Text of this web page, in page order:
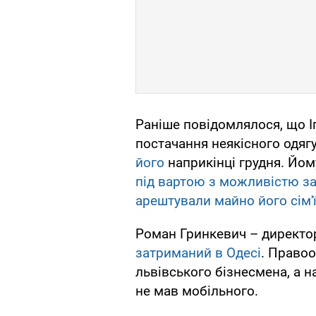
Раніше повідомлялося, що
постачання неякісного
його наприкінці грудня.
під вартою з можливістю
арештували майно його
Роман Гринкевич – директор
затриманий в Одесі.
львівського бізнесмена, а
не мав мобільного.